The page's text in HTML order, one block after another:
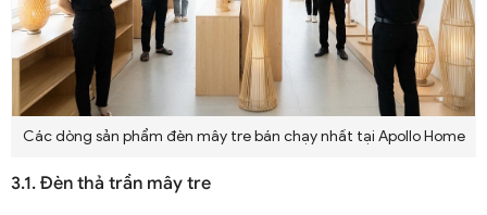
Các dòng sản phẩm đèn mây tre bán chạy nhất tại Apollo Home
3.1. Đèn thả trần mây tre